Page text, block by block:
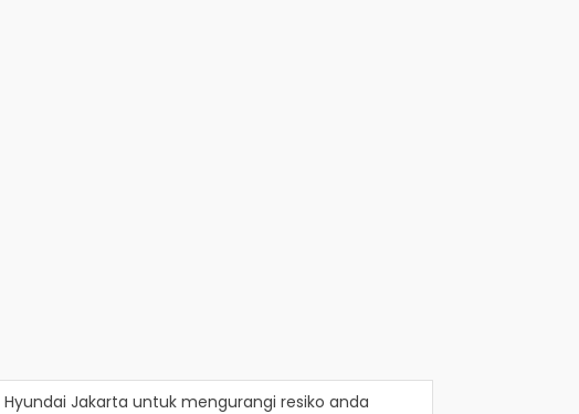
Hyundai Jakarta untuk mengurangi resiko anda